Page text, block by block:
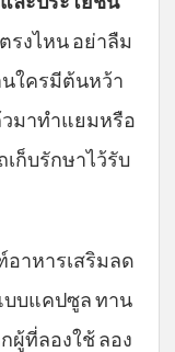
รงไหน อย่าลืม
ใครมีต้นหว้า
วมาทำแยมหรือ
เก็บรักษาไว้รับ
าหารเสริมลด
บบแคปซูล ทาน
ผู้ที่ลองใช้ ลอง